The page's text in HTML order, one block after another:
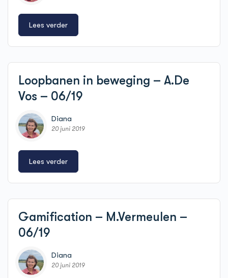
Lees verder
Loopbanen in beweging – A.De
Vos – 06/19
Diana
20 juni 2019
Lees verder
Gamification – M.Vermeulen –
06/19
Diana
20 juni 2019